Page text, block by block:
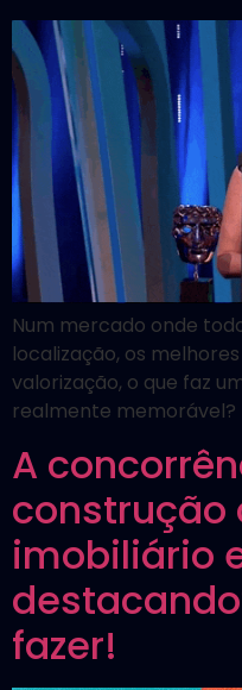
Num mercado onde
localização, os
valorização, o que faz
realmente memorável?
A
construção
imobiliário
fazer!